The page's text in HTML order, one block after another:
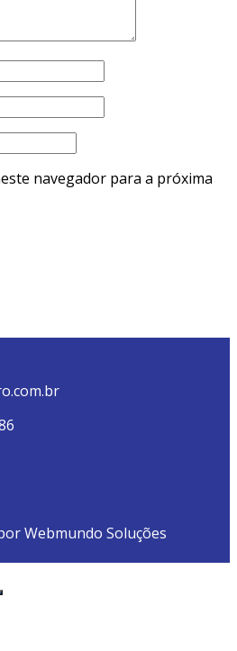
navegador para a próxima
Webmundo Soluções